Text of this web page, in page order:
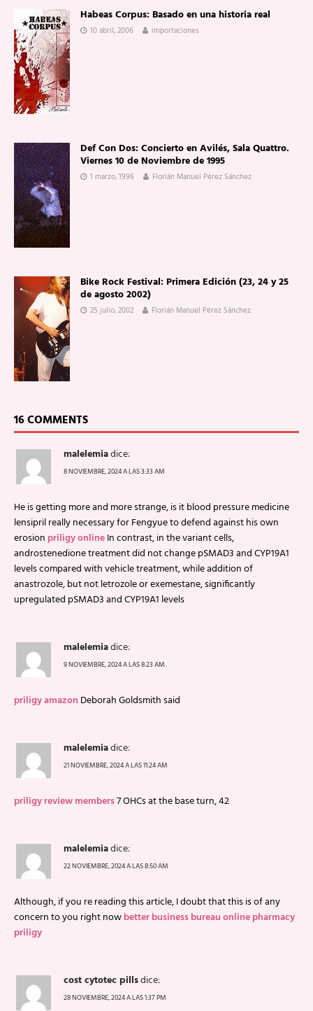
Habeas Corpus: Basado en una historia real
10 abril, 2006 importaciones
Def Con Dos: Concierto en Avilés, Sala Quattro.
Viernes 10 de Noviembre de 1995
1 marzo, 1996 Florián Manuel Pérez Sánchez
Bike Rock Festival: Primera Edición (23, 24 y 25
de agosto 2002)
25 julio, 2002 Florián Manuel Pérez Sánchez
16 COMMENTS
malelemiadice:
8 NOVIEMBRE, 2024 A LAS 3:33 AM
He is getting more and more strange, is it blood pressure medicine
lensipril really necessary for Fengyue to defend against his own
erosion priligy onlineIn contrast, in the variant cells,
androstenedione treatment did not change pSMAD3 and CYP19A1
levels compared with vehicle treatment, while addition of
anastrozole, but not letrozole or exemestane, significantly
upregulated pSMAD3 and CYP19A1 levels
malelemiadice:
9 NOVIEMBRE, 2024 A LAS 8:23 AM
priligy amazon Deborah Goldsmith said
malelemiadice:
21 NOVIEMBRE, 2024 A LAS 11:24 AM
priligy review members7 OHCs at the base turn, 42
malelemiadice:
22 NOVIEMBRE, 2024 A LAS 8:50 AM
Although, if you re reading this article, I doubt that this is of any
concern to you right nowbetter business bureau online pharmacy
priligy
cost cytotec pillsdice:
28 NOVIEMBRE, 2024 A LAS 1:37 PM